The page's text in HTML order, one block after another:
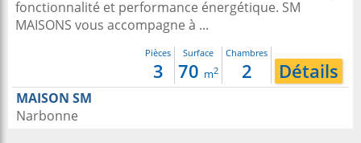
fonctionnalité et performance énergétique. SM
MAISONS vous accompagne à ...
Pièces
3
Surface
70 m2
Chambres
2 Détails
MAISON SM
Narbonne